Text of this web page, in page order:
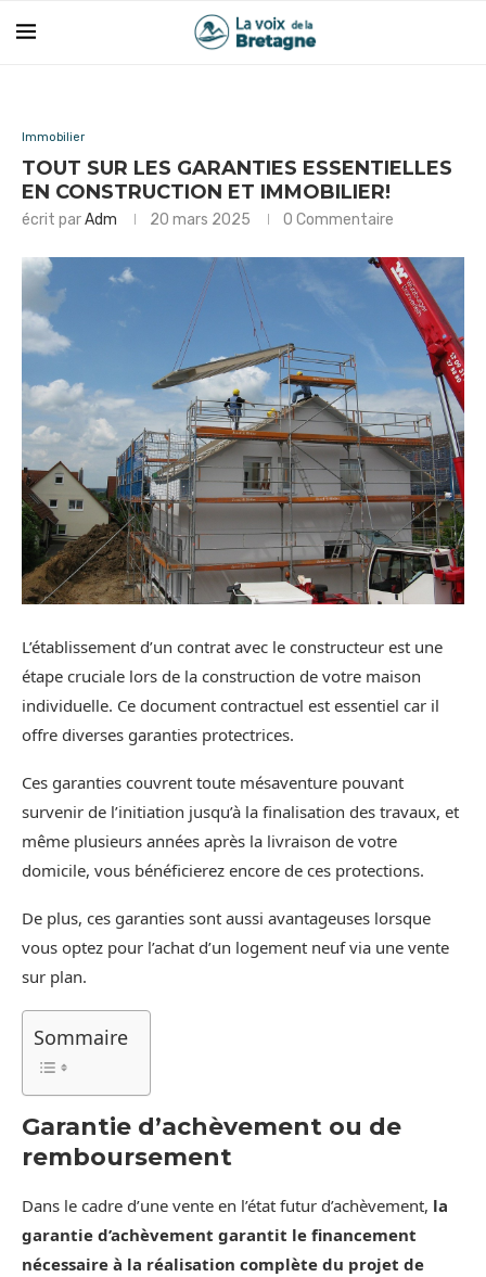
Immobilier
TOUT SUR LES GARANTIES ESSENTIELLES
EN CONSTRUCTION ET IMMOBILIER!
écrit parAdm 20 mars 2025 0 Commentaire
L’établissement d’un contrat avec le constructeur est une
étape cruciale lors de la construction de votre maison
individuelle. Ce document contractuel est essentiel car il
offre diverses garanties protectrices.
Ces garanties couvrent toute mésaventure pouvant
survenir de l’initiation jusqu’à la finalisation des travaux, et
même plusieurs années après la livraison de votre
domicile, vous bénéficierez encore de ces protections.
De plus, ces garanties sont aussi avantageuses lorsque
vous optez pour l’achat d’un logement neuf via une vente
sur plan.
Sommaire
Garantie d’achèvement ou de
remboursement
Dans le cadre d’une vente en l’état futur d’achèvement, la
garantie d’achèvement garantit le financement
nécessaire à la réalisation complète du projet de